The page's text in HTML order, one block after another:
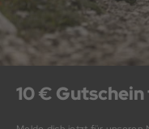
10 €